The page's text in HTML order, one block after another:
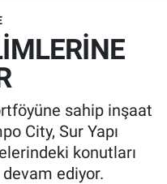
sahip inşaat
City, Sur Yapı
konutları
ediyor.